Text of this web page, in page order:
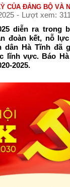
CỦA ĐẢNG BỘ VÀ
- Lượt xem: 311
diễn ra trong
đoàn kết, nỗ
dân Hà Tĩnh đã
lĩnh vực. Báo
2025.